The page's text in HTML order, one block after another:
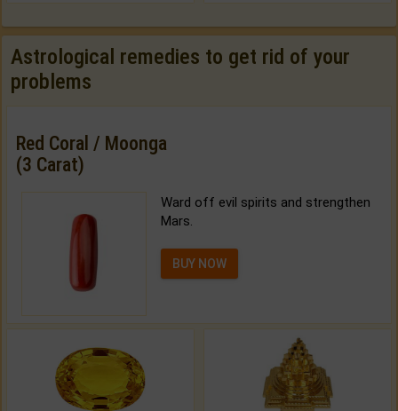
Astrological remedies to get rid of your
problems
Red Coral / Moonga
(3 Carat)
Ward off evil spirits and strengthen
Mars.
BUY NOW